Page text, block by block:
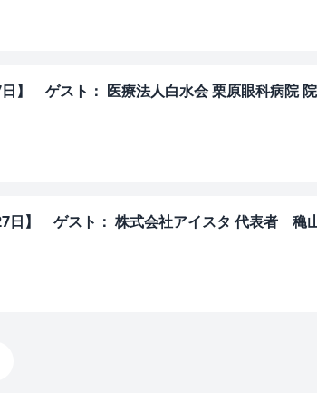
日】 ゲスト： 医療法人白水会 栗原眼科病院
日】 ゲスト： 株式会社アイスタ 代表者 穐